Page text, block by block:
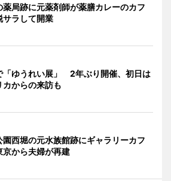
薬局跡に元薬剤師が薬膳カレーのカフ
ラして開業
「ゆうれい展」 2年ぶり開催、初日は
カからの来訪も
園西堀の元水族館跡にギャラリーカフ
から夫婦が再建